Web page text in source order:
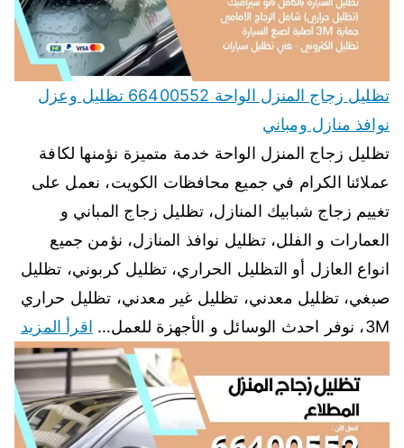
تظليل زجاج المنزل الواحة 66400552 تظليل وعزل
نوافذ منازل ومباني
تظليل زجاج المنزل الواحة خدمة متميزة نؤمنها لكافة
عملائنا الكرام في جميع محافظات الكويت، نعمل على
تغييم زجاج شبابيك المنازل، تظليل زجاج المباني و
العمارات و الفلل، تظليل نوافذ المنازل، نؤمن جميع
انواع العازل أو التظليل الحراري، تظليل كربوني، تظليل
صبغي، تظليل معدني، تظليل غير معدني، تظليل حراري
3M، نوفر احدث الوسائل و الأجهزة للعمل…
اقرأ المزيد